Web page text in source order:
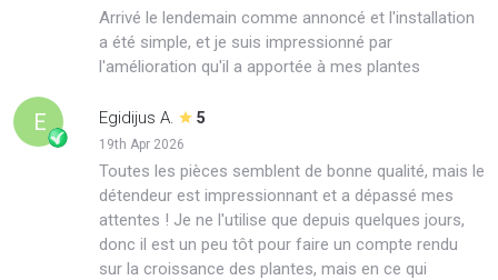
Arrivé le lendemain comme annoncé et l'installation
a été simple, et je suis impressionné par
l'amélioration qu'il a apportée à mes plantes
E Egidijus A. 5
19th Apr 2026
Toutes les pièces semblent de bonne qualité, mais le
détendeur est impressionnant et a dépassé mes
attentes ! Je ne l'utilise que depuis quelques jours,
donc il est un peu tôt pour faire un compte rendu
sur la croissance des plantes, mais en ce qui